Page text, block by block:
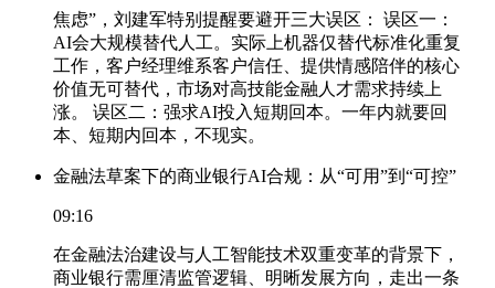
焦虑”，刘建军特别提醒要避开三大误区： 误区一：
AI会大规模替代人工。实际上机器仅替代标准化重复
工作，客户经理维系客户信任、提供情感陪伴的核心
价值无可替代，市场对高技能金融人才需求持续上
涨。 误区二：强求AI投入短期回本。一年内就要回
本、短期内回本，不现实。
金融法草案下的商业银行AI合规：从“可用”到“可控”
09:16
在金融法治建设与人工智能技术双重变革的背景下，
商业银行需厘清监管逻辑、明晰发展方向，走出一条